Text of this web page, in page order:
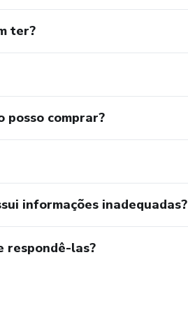
ter?
posso comprar?
informações inadequadas?
respondê-las?